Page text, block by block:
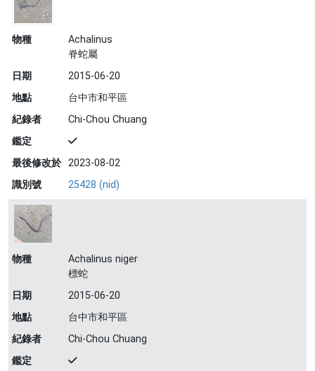
物種
Achalinus
脊蛇屬
日期
2015-06-20
地點
台中市和平區
紀錄者
Chi-Chou Chuang
鑑定
最後修改於 2023-08-02
識別號
25428 (nid)
物種
Achalinus niger
標蛇
日期
2015-06-20
地點
台中市和平區
紀錄者
Chi-Chou Chuang
鑑定